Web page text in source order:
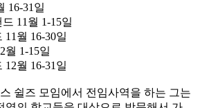
16-31일
11월 1-15일
월 16-30일
월 1-15일
월 16-31일
쉴즈 모임에서 전임사역을 하는 그는